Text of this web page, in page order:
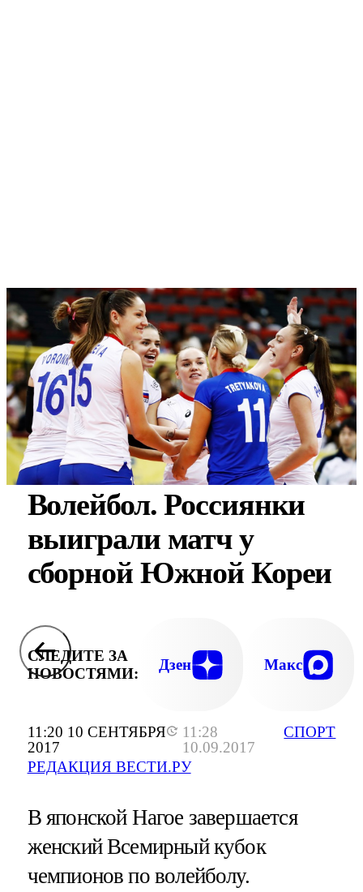
11:20 10 СЕНТЯБРЯ
2017
11:28
10.09.2017
РЕДАКЦИЯ ВЕСТИ.РУ
СПОРТ
Волейбол. Россиянки
выиграли матч у
сборной Южной Кореи
СЛЕДИТЕ ЗА
НОВОСТЯМИ:
Дзен Макс
В японской Нагое завершается
женский Всемирный кубок
чемпионов по волейболу.